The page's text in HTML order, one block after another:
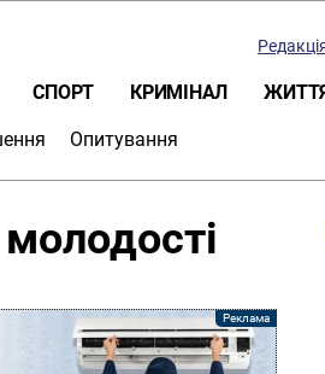
СПОРТ КРИМІНАЛ
Опитування